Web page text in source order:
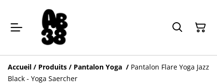
Accueil / Produits / Pantalon Yoga / Pantalon Flare Yoga Jazz
Black - Yoga Saercher